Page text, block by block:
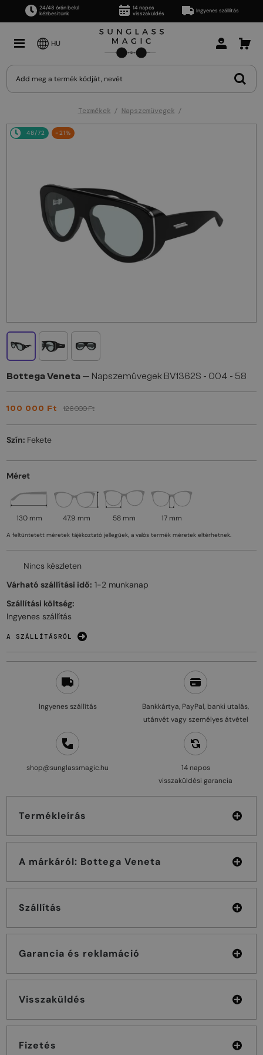
24/48 órán belül
kézbesítünk
14 napos
visszaküldés
Ingyenes szállítás
HU
Termékek Napszemüvegek
Ingyenes szállítás
Bankkártya, PayPal, banki utalás,
utánvét vagy személyes átvétel
shop@sunglassmagic.hu
14 napos
visszaküldési garancia
Termékleírás
A márkáról: Bottega Veneta
Szállítás
Garancia és reklamáció
Visszaküldés
Fizetés
48/72 -21%
Bottega Veneta — Napszemüvegek BV1362S - 004 - 58
100 000 Ft 126 000 Ft
Szín: Fekete
Méret
130 mm 47.9 mm 58 mm 17 mm
A feltüntetett méretek tájékoztató jellegűek, a valós termék méretek eltérhetnek.
Nincs készleten
Várható szállítási idő: 1-2 munkanap
Szállítási költség:
Ingyenes szállítás
A SZÁLLÍTÁSRÓL